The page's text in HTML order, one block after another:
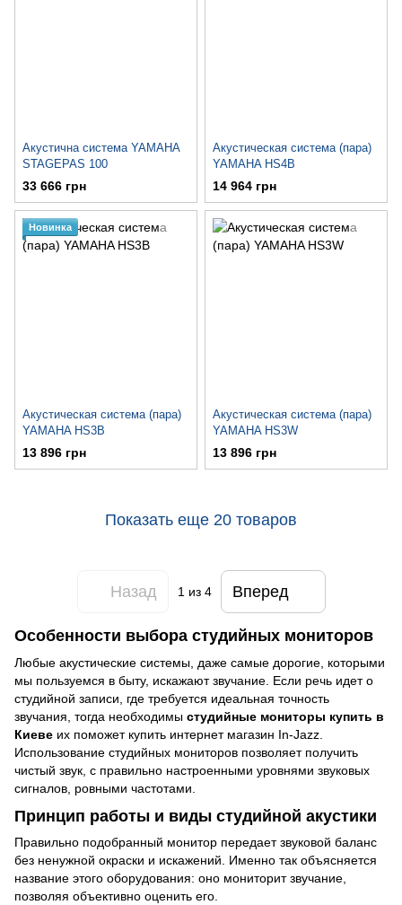
Акустична система YAMAHA
STAGEPAS 100
33 666 грн
Акустическая система (пара)
YAMAHA HS4B
14 964 грн
Новинка
Акустическая система (пара)
YAMAHA HS3B
13 896 грн
Акустическая система (пара)
YAMAHA HS3W
13 896 грн
Показать еще 20 товаров
Назад 1из 4 Вперед
Особенности выбора студийных мониторов
Любые акустические системы, даже самые дорогие, которыми
мы пользуемся в быту, искажают звучание. Если речь идет о
студийной записи, где требуется идеальная точность
звучания, тогда необходимы студийные мониторы купить в
Киеве их поможет купить интернет магазин In-Jazz.
Использование студийных мониторов позволяет получить
чистый звук, с правильно настроенными уровнями звуковых
сигналов, ровными частотами.
Принцип работы и виды студийной акустики
Правильно подобранный монитор передает звуковой баланс
без ненужной окраски и искажений. Именно так объясняется
название этого оборудования: оно мониторит звучание,
позволяя объективно оценить его.